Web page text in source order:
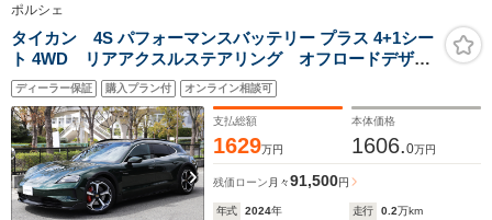
ポルシェ
タイカン 4S パフォーマンスバッテリー プラス 4+1シー
ト 4WD リアアクスルステアリング オフロードデザイ
ンPKG スポーツクロノPKG 20インチオフロードデザ
インホイール BOSE パノラマルーフ LEDヘッドライ
ト アルミニウムプリズムインテリアPKG
ディーラー保証 購入プラン付 オンライン相談可
支払総額
1629万円
本体価格
1606.0万円
残価ローン 月々91,500円
年式 2024年 走行 0.2万km